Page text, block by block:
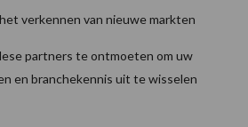
verkennen van nieuwe markten
partners te ontmoeten om uw
en branchekennis uit te wisselen